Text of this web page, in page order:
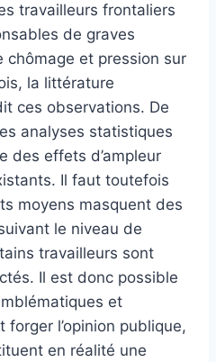
travailleurs frontaliers
de graves
chômage et pression sur
la littérature
ces observations. De
analyses statistiques
des effets d’ampleur
Il faut toutefois
moyens masquent des
le niveau de
travailleurs sont
Il est donc possible
et
l’opinion publique,
en réalité une